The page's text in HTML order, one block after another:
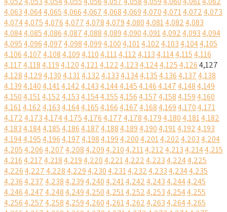
4,0634,0644,0654,0664,0674,0684,0694,0704,0714,0724,073
4,0744,0754,0764,0774,0784,0794,0804,0814,0824,083
4,0844,0854,0864,0874,0884,0894,0904,0914,0924,0934,094
4,0954,0964,0974,0984,0994,1004,1014,1024,1034,1044,105
4,1064,1074,1084,1094,1104,1114,1124,1134,1144,1154,116
4,1174,1184,1194,1204,1214,1224,1234,1244,1254,1264,127
4,1284,1294,1304,1314,1324,1334,1344,1354,1364,1374,138
4,1394,1404,1414,1424,1434,1444,1454,1464,1474,1484,149
4,1504,1514,1524,1534,1544,1554,1564,1574,1584,1594,160
4,1614,1624,1634,1644,1654,1664,1674,1684,1694,1704,171
4,1724,1734,1744,1754,1764,1774,1784,1794,1804,1814,182
4,1834,1844,1854,1864,1874,1884,1894,1904,1914,1924,193
4,1944,1954,1964,1974,1984,1994,2004,2014,2024,2034,204
4,2054,2064,2074,2084,2094,2104,2114,2124,2134,2144,215
4,2164,2174,2184,2194,2204,2214,2224,2234,2244,225
4,2264,2274,2284,2294,2304,2314,2324,2334,2344,235
4,2364,2374,2384,2394,2404,2414,2424,2434,2444,245
4,2464,2474,2484,2494,2504,2514,2524,2534,2544,255
4,2564,2574,2584,2594,2604,2614,2624,2634,2644,265